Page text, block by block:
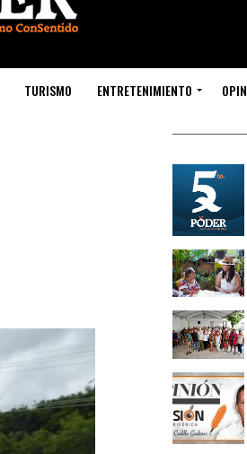
TURISMO ENTRETENIMIENTO
Sintesis Matutina
PROTEGER LOS
RAFA MARÍN
LUCHA POR EL